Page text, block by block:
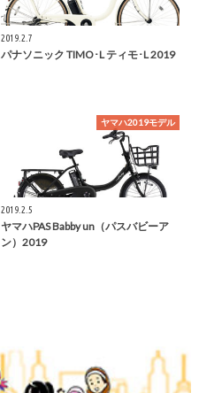
2019.2.7
パナソニック TIMO･L ティモ･L 2019
ヤマハ2019モデル
2019.2.5
ヤマハPAS Babby un（パスバビーア
ン）2019